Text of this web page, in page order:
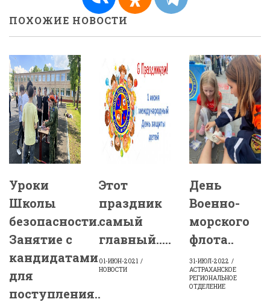
ПОХОЖИЕ НОВОСТИ
Уроки
Школы
безопасности.
Занятие с
кандидатами
для
поступления..
Этот
праздник
самый
главный…..
01-ИЮН-2021
НОВОСТИ
День
Военно-
морского
флота..
31-ИЮЛ-2022
АСТРАХАНСКОЕ
РЕГИОНАЛЬНОЕ
ОТДЕЛЕНИЕ